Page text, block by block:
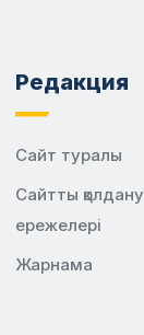
Редакция
Сайт туралы
Сайтты қолдану
ережелері
Жарнама